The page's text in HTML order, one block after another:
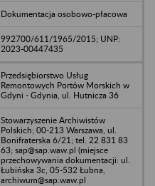
Dokumentacja osobowo-płacowa
992700/611/1965/2015; UNP:
2023-00447435
Przedsiębiorstwo Usług
Remontowych Portów Morskich w
Gdyni - Gdynia, ul. Hutnicza 36
Stowarzyszenie Archiwistów
Polskich; 00-213 Warszawa, ul.
Bonifraterska 6/21; tel. 22 831 83
63; sap@sap.waw.pl (miejsce
przechowywania dokumentacji: ul.
Łubińska 3c, 05-532 Łubna,
archiwum@sap.waw.pl